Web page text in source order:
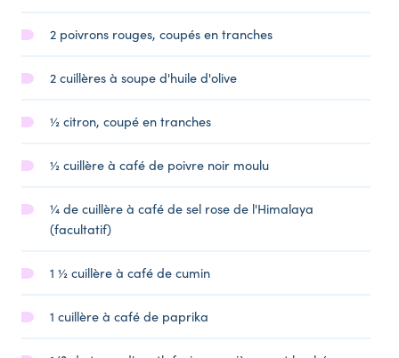
2 poivrons rouges, coupés en tranches
2 cuillères à soupe d'huile d'olive
½ citron, coupé en tranches
½ cuillère à café de poivre noir moulu
¼ de cuillère à café de sel rose de l'Himalaya
(facultatif)
1 ½ cuillère à café de cumin
1 cuillère à café de paprika